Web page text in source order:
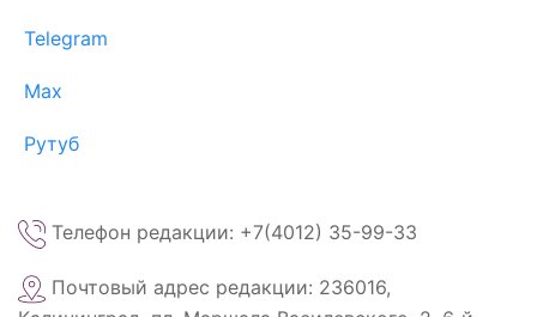
Telegram
Max
Рутуб
Телефон редакции: +7(4012) 35-99-33
Почтовый адрес редакции: 236016,